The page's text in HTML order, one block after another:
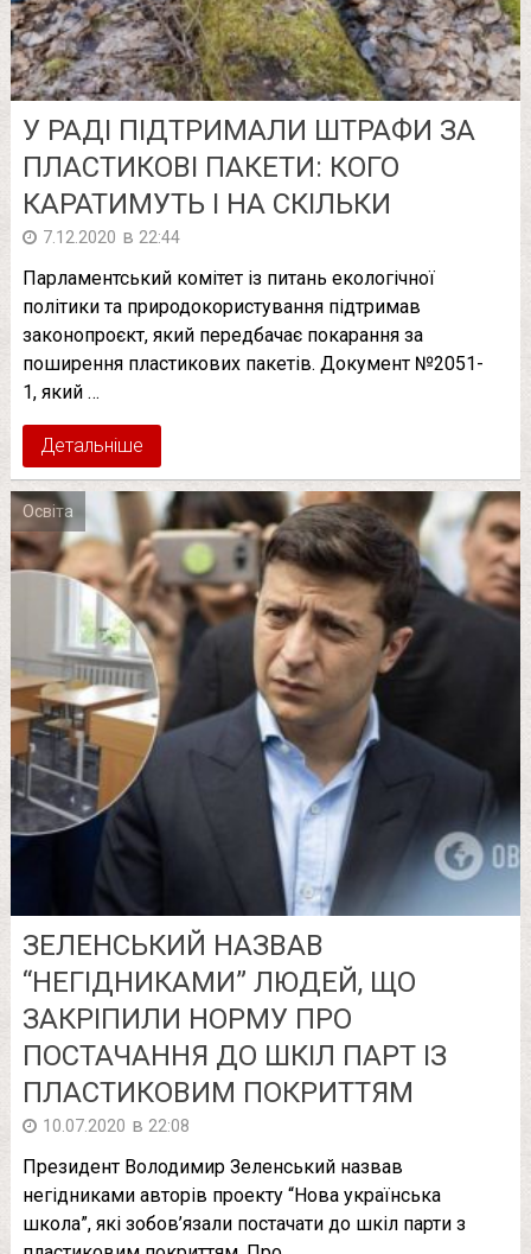
У РАДІ ПІДТРИМАЛИ ШТРАФИ ЗА
ПЛАСТИКОВІ ПАКЕТИ: КОГО
КАРАТИМУТЬ І НА СКІЛЬКИ
7.12.2020 в 22:44
Парламентський комітет із питань екологічної
політики та природокористування підтримав
законопроєкт, який передбачає покарання за
поширення пластикових пакетів. Документ №2051-
1, який …
Детальніше
Освіта
ЗЕЛЕНСЬКИЙ НАЗВАВ
“НЕГІДНИКАМИ” ЛЮДЕЙ, ЩО
ЗАКРІПИЛИ НОРМУ ПРО
ПОСТАЧАННЯ ДО ШКІЛ ПАРТ ІЗ
ПЛАСТИКОВИМ ПОКРИТТЯМ
10.07.2020 в 22:08
Президент Володимир Зеленський назвав
негідниками авторів проекту “Нова українська
школа”, які зобов’язали постачати до шкіл парти з